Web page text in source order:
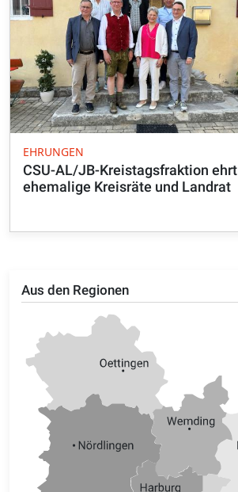
Aus den Regionen
EHRUNGEN
CSU-AL/JB-Kreistagsfraktion ehrt
ehemalige Kreisräte und Landrat